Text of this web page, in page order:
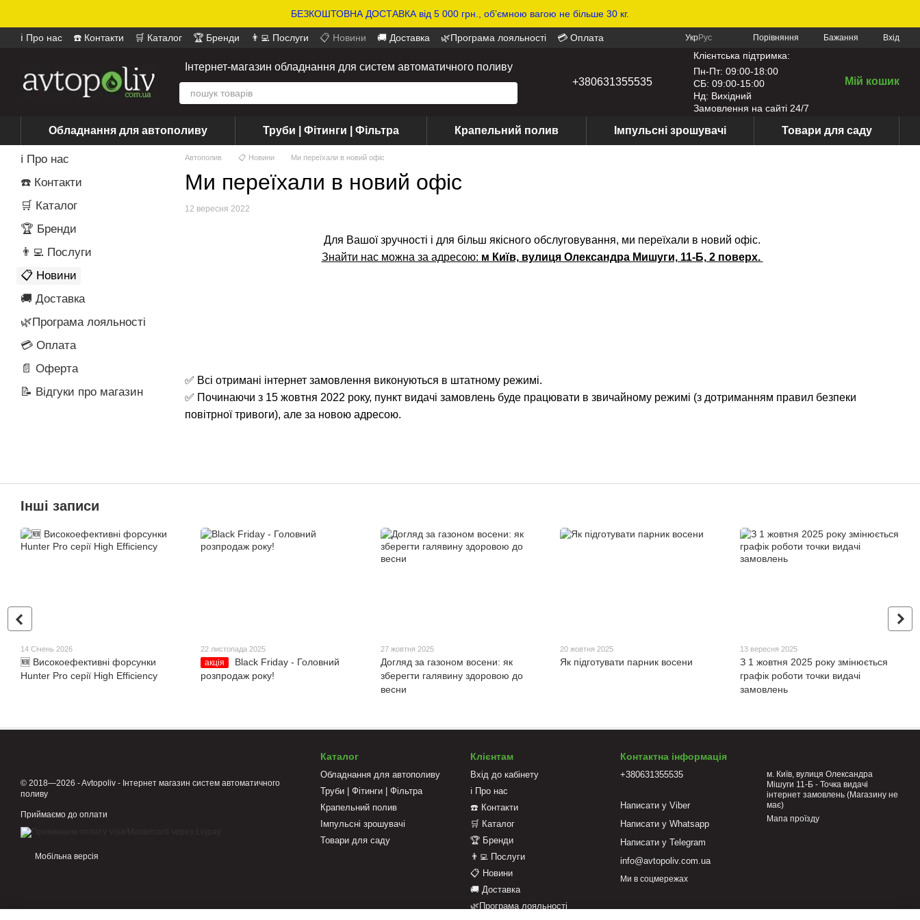
БЕЗКОШТОВНА ДОСТАВКА від 5 000 грн., обʼємною вагою не більше 30 кг.
ℹ️ Про нас ☎️ Контакти 🛒 Каталог 🏆 Бренди 👨‍💻 Послуги 📋 Новини 🚚 Доставка 🌿Програма лояльності
💳 Оплата
УкрРус Порівняння Бажання Вхід
Інтернет-магазин обладнання для систем автоматичного поливу
+380631355535
Клієнтська підтримка:
Пн-Пт: 09:00-18:00
СБ: 09:00-15:00
Нд: Вихідний
Замовлення на сайті 24/7
Мій кошик
Обладнання для автополиву Труби | Фітинги | Фільтра Крапельний полив Імпульсні зрошувачі Товари для саду
Автополив 📋 Новини Ми переїхали в новий офіс
Ми переїхали в новий офіс
12 вересня 2022
Для Вашої зручності і для більш якісного обслуговування, ми переїхали в новий офіс.
Знайти нас можна за адресою: м Київ, вулиця Олександра Мишуги, 11-Б, 2 поверх.
✅ Всі отримані інтернет замовлення виконуються в штатному режимі.
✅ Починаючи з 15 жовтня 2022 року, пункт видачі замовлень буде працювати в звичайному режимі (з дотриманням правил безпеки
повітрної тривоги), але за новою адресою.
ℹ️ Про нас
☎️ Контакти
🛒 Каталог
🏆 Бренди
👨‍💻 Послуги
📋 Новини
🚚 Доставка
🌿Програма лояльності
💳 Оплата
📄 Оферта
📝 Відгуки про магазин
Інші записи
14 Січень 2026
🆕 Високоефективні форсунки
Hunter Pro серії High Efficiency
22 листопада 2025
акція
Black Friday - Головний
розпродаж року!
27 жовтня 2025
Догляд за газоном восени: як
зберегти галявину здоровою до
весни
20 жовтня 2025
Як підготувати парник восени
13 вересня 2025
З 1 жовтня 2025 року змінюється
графік роботи точки видачі
замовлень
© 2018—2026 - Avtopoliv - Інтернет магазин систем автоматичного
поливу
Приймаємо до оплати
Мобільна версія
Каталог
Обладнання для автополиву
Труби | Фітинги | Фільтра
Крапельний полив
Імпульсні зрошувачі
Товари для саду
Клієнтам
Вхід до кабінету
ℹ️ Про нас
☎️ Контакти
🛒 Каталог
🏆 Бренди
👨‍💻 Послуги
📋 Новини
🚚 Доставка
🌿Програма лояльності
Контактна інформація
+380631355535
Написати у Viber
Написати у Whatsapp
Написати у Telegram
info@avtopoliv.com.ua
м. Київ, вулиця Олександра
Мішуги 11-Б - Точка видачі
інтернет замовлень (Магазину не
має)
Мапа проїзду
Ми в соцмережах